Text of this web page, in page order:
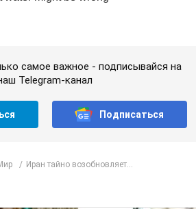
самое важное - подписывайся на
Telegram-канал
Подписаться
Иран тайно возобновляет...